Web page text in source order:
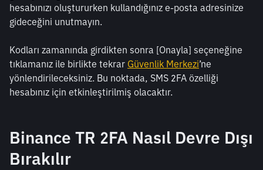
hesabınızı oluştururken kullandığınız e-posta adresinize
gideceğini unutmayın.
Kodları zamanında girdikten sonra [Onayla] seçeneğine
tıklamanız ile birlikte tekrar Güvenlik Merkezi’ne
yönlendirileceksiniz. Bu noktada, SMS 2FA özelliği
hesabınız için etkinleştirilmiş olacaktır.
Binance TR 2FA Nasıl Devre Dışı
Bırakılır